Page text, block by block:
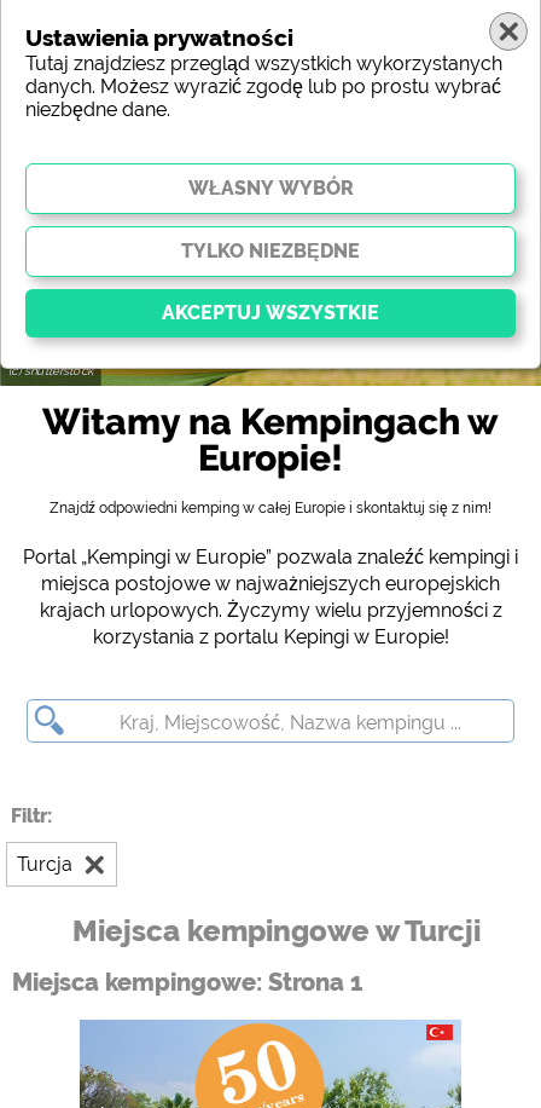
(c) shutterstock
Witamy na Kempingach w
Europie!
Znajdź odpowiedni kemping w całej Europie i skontaktuj się z nim!
Portal „Kempingi w Europie” pozwala znaleźć kempingi i
miejsca postojowe w najważniejszych europejskich
krajach urlopowych. Życzymy wielu przyjemności z
korzystania z portalu Kepingi w Europie!
Turcja Region Typ
Położenie Charakterystyka
Gwiazdki Wyposażenie sanitarne
Atrakcje Mapa
Filtr:
Turcja
Miejsca kempingowe w Turcji
Miejsca kempingowe: Strona 1
Ustawienia prywatności
Tutaj znajdziesz przegląd wszystkich wykorzystanych
danych. Możesz wyrazić zgodę lub po prostu wybrać
niezbędne dane.
Kluczowy
Niezbędne pliki cookie umożliwiają podstawowe
funkcje i są niezbędne do prawidłowego działania
strony internetowej. Bez tych plików cookie części
Social Media
Podgląd kempingu (podgląd stron internetowych kempingów)
siehe Datenschutzerklärung des jeweiligen Anbieters
https://www.facebook.com/about/privacy/
YouTube (Filmy z kempingów)
Google Maps (Wyszukiwanie na mapie, wskazówki dojazdu itp.)
https://policies.google.com/privacy
Google reCAPTCHA (Formularze)
https://policies.google.com/privacy
Google Analytics